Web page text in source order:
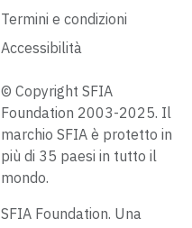
Termini e condizioni
Accessibilità
© Copyright SFIA
Foundation 2003-2025. Il
marchio SFIA è protetto in
più di 35 paesi in tutto il
mondo.
SFIA Foundation. Una